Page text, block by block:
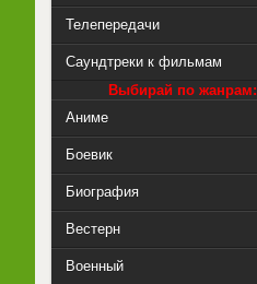
Телепередачи
Саундтреки к фильмам
Выбирай по жанрам:
Аниме
Боевик
Биография
Вестерн
Военный